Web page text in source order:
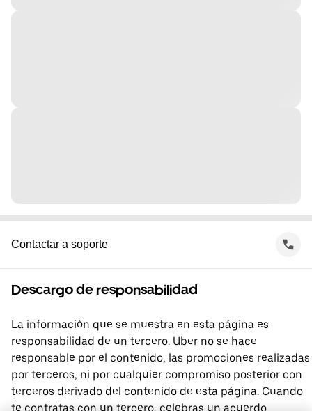
Contactar a soporte
Descargo de responsabilidad
La información que se muestra en esta página es
responsabilidad de un tercero. Uber no se hace
responsable por el contenido, las promociones realizadas
por terceros, ni por cualquier compromiso posterior con
terceros derivado del contenido de esta página. Cuando
te contratas con un tercero, celebras un acuerdo